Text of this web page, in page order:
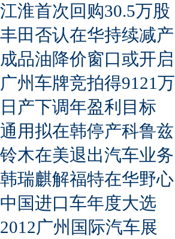
江淮首次回购30.5万股
丰田否认在华持续减产
成品油降价窗口或开启
广州车牌竞拍得9121万
日产下调年盈利目标
通用拟在韩停产科鲁兹
铃木在美退出汽车业务
韩瑞麒解福特在华野心
中国进口车年度大选
2012广州国际汽车展